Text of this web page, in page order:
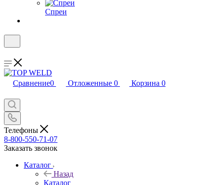
Спреи
Сравнение0 Отложенные 0 Корзина 0
Телефоны
8-800-550-71-07
Заказать звонок
Каталог
Назад
Каталог